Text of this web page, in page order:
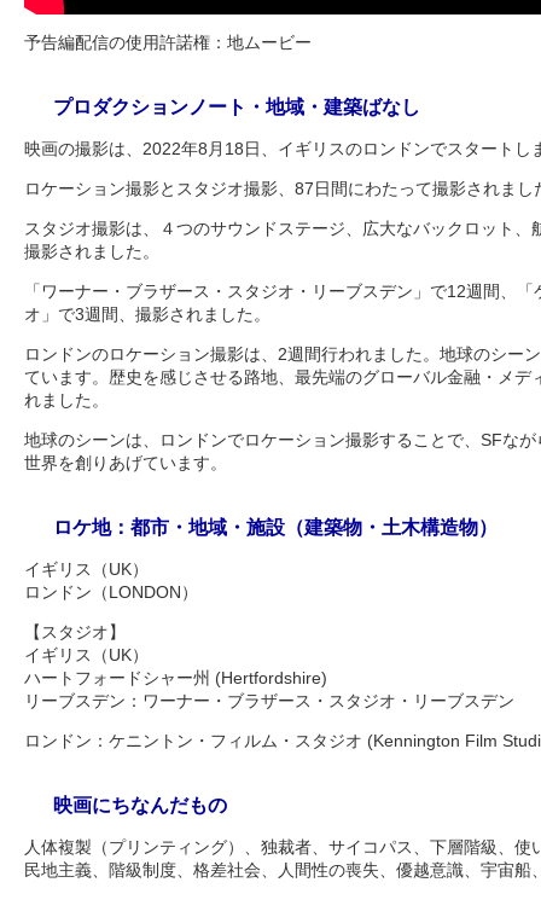
予告編配信の使用許諾権：地ムービー
プロダクションノート・地域・建築ばなし
映画の撮影は、2022年8月18日、イギリスのロンドンでスタートし
ロケーション撮影とスタジオ撮影、87日間にわたって撮影されまし
スタジオ撮影は、４つのサウンドステージ、広大なバックロット
撮影されました。
「ワーナー・ブラザース・スタジオ・リーブスデン」で12週間、
オ」で3週間、撮影されました。
ロンドンのロケーション撮影は、2週間行われました。地球のシー
ています。歴史を感じさせる路地、最先端のグローバル金融・メデ
れました。
地球のシーンは、ロンドンでロケーション撮影することで、SFな
世界を創りあげています。
ロケ地：都市・地域・施設（建築物・土木構造物）
イギリス（UK）
ロンドン（LONDON）
【スタジオ】
イギリス（UK）
ハートフォードシャー州 (Hertfordshire)
リーブスデン：ワーナー・ブラザース・スタジオ・リーブスデン
ロンドン：ケニントン・フィルム・スタジオ (Kennington Film
映画にちなんだもの
人体複製（プリンティング）、独裁者、サイコパス、下層階級、
民地主義、階級制度、格差社会、人間性の喪失、優越意識、宇宙船